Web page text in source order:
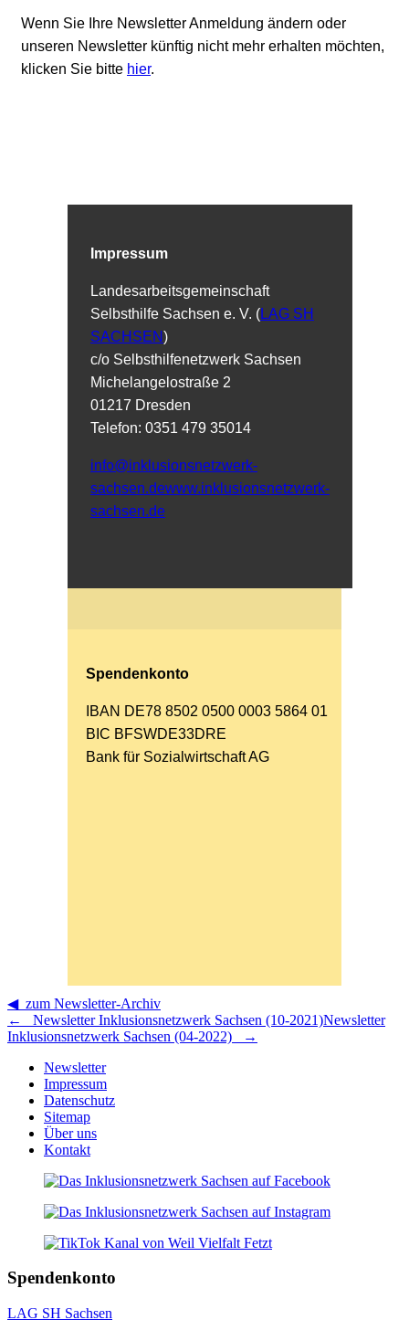
Wenn Sie Ihre Newsletter Anmeldung ändern oder
unseren Newsletter künftig nicht mehr erhalten möchten,
klicken Sie bitte hier.
Impressum
Landesarbeitsgemeinschaft
Selbsthilfe Sachsen e. V. (LAG SH
SACHSEN)
c/o Selbsthilfenetzwerk Sachsen
Michelangelostraße 2
01217 Dresden
Telefon: 0351 479 35014
info@inklusionsnetzwerk-
sachsen.dewww.inklusionsnetzwerk-
sachsen.de
Spendenkonto
IBAN DE78 8502 0500 0003 5864 01
BIC BFSWDE33DRE
Bank für Sozialwirtschaft AG
◀ zum Newsletter-Archiv
← Newsletter Inklusionsnetzwerk Sachsen (10-2021)Newsletter
Inklusionsnetzwerk Sachsen (04-2022) →
Newsletter
Impressum
Datenschutz
Sitemap
Über uns
Kontakt
Spendenkonto
LAG SH Sachsen